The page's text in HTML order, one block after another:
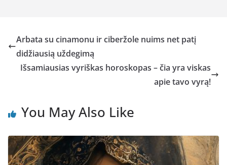
Arbata su cinamonu ir ciberžole nuims net patį
didžiausią uždegimą
Išsamiausias vyriškas horoskopas – čia yra viskas
apie tavo vyrą!
You May Also Like